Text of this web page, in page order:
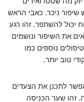
שיפור ניכר. כאבי הראש
יכול להשתפר. זהו רגע
את השיפור ונושמים
נוספים כמו
טוב יותר.
לתכנן את הצעדים
זהו שער הכניסה